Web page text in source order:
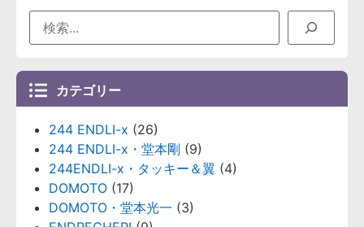
カテゴリー
244 ENDLI-x (26)
244 ENDLI-x・堂本剛 (9)
244ENDLI-x・タッキー＆翼 (4)
DOMOTO (17)
DOMOTO・堂本光一 (3)